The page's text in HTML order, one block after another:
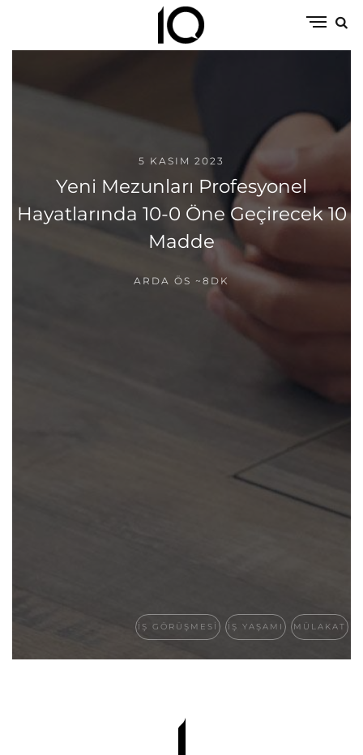
5 KASIM 2023
Yeni Mezunları Profesyonel
Hayatlarında 10-0 Öne Geçirecek 10
Madde
ARDA ÖS ~8DK
IŞ GÖRÜŞMESI IŞ YAŞAMI MÜLAKAT